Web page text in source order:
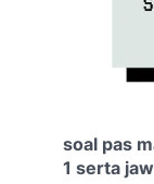
soal pas
1 serta